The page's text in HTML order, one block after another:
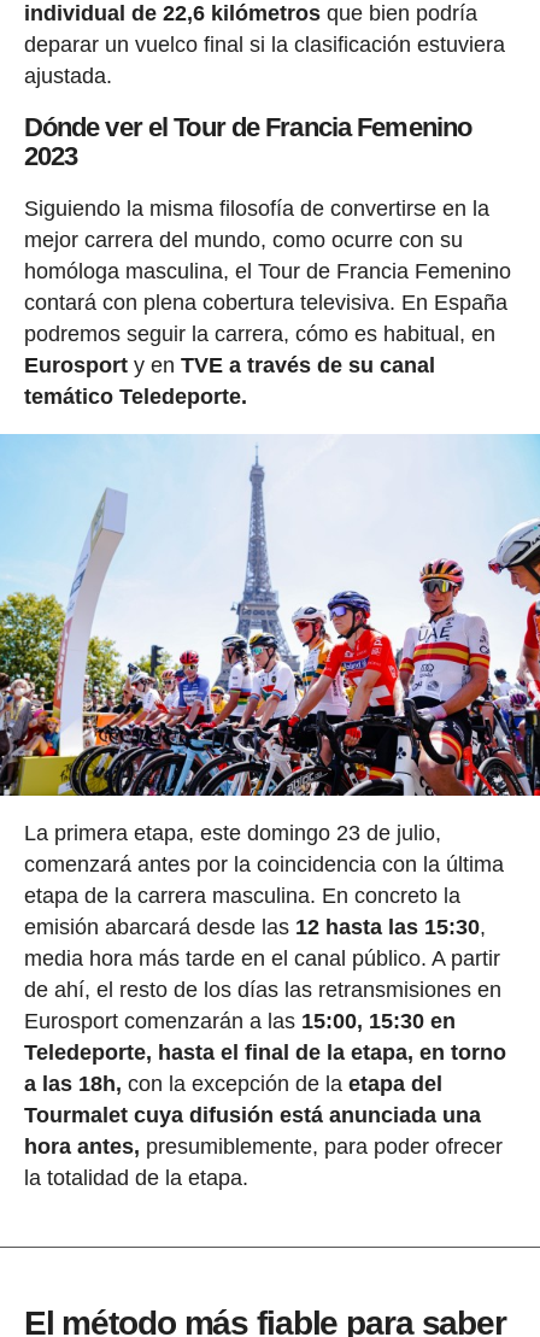
individual de 22,6 kilómetrosque bien podría
deparar un vuelco final si la clasificación estuviera
ajustada.
Dónde ver el Tour de Francia Femenino
2023
Siguiendo la misma filosofía de convertirse en la
mejor carrera del mundo, como ocurre con su
homóloga masculina, el Tour de Francia Femenino
contará con plena cobertura televisiva. En España
podremos seguir la carrera, cómo es habitual, en
Eurosporty en TVE a través de su canal
temático Teledeporte.
La primera etapa, este domingo 23 de julio,
comenzará antes por la coincidencia con la última
etapa de la carrera masculina. En concreto la
emisión abarcará desde las 12 hasta las 15:30,
media hora más tarde en el canal público. A partir
de ahí, el resto de los días las retransmisiones en
Eurosport comenzarán a las 15:00, 15:30 en
Teledeporte, hasta el final de la etapa, en torno
a las 18h, con la excepción de la etapa del
Tourmalet cuya difusión está anunciada una
hora antes, presumiblemente, para poder ofrecer
la totalidad de la etapa.
El método más fiable para saber